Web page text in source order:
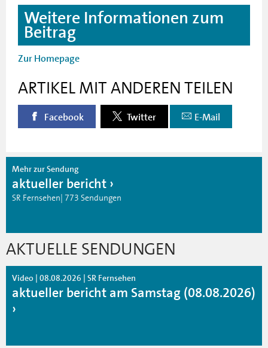
Weitere Informationen zum
Beitrag
Zur Homepage
ARTIKEL MIT ANDEREN TEILEN
Facebook Twitter E-Mail
Mehr zur Sendung
aktueller bericht
SR Fernsehen| 773 Sendungen
AKTUELLE SENDUNGEN
Video | 08.08.2026 | SR Fernsehen
aktueller bericht am Samstag (08.08.2026)